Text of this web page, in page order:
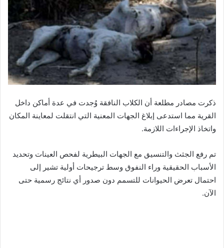
ذكرت مصادر مطلعة أن الكلاب النافقة وُجدت في عدة أماكن داخل
القرية مما استدعى إبلاغ الجهات المعنية التي انتقلت لمعاينة المكان
واتخاذ الإجراءات اللازمة.
تم رفع الجثث والتنسيق مع الجهات البيطرية لفحص العينات وتحديد
الأسباب الحقيقية وراء النفوق وسط ترجيحات أولية تشير إلى
احتمال تعرض الحيوانات للتسمم دون صدور أي نتائج رسمية حتى
الآن.